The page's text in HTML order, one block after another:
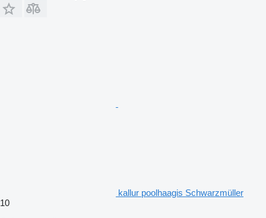
kallur poolhaagis Schwarzmüller
10